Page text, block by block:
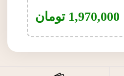
1,970,000 تومان